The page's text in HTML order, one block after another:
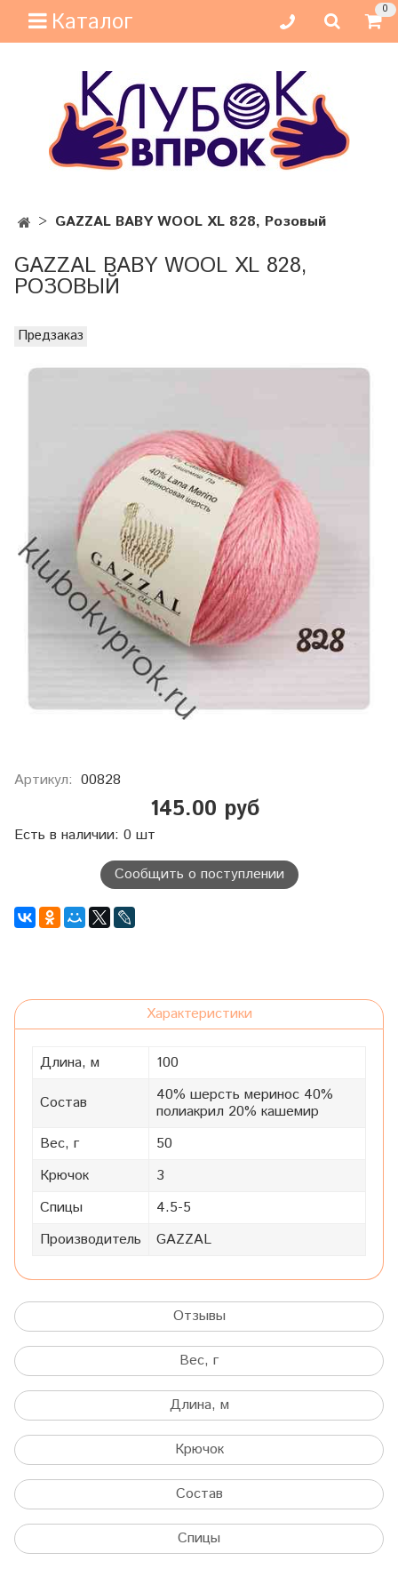
Каталог 0
GAZZAL BABY WOOL XL 828, Розовый
GAZZAL BABY WOOL XL 828,
РОЗОВЫЙ
Предзаказ
Артикул: 00828
145.00 руб
Есть в наличии: 0 шт
Сообщить о поступлении
Характеристики
Длина, м
100
Состав
40% шерсть меринос 40%
полиакрил 20% кашемир
Вес, г
50
Крючок
3
Спицы
4.5-5
Производитель
GAZZAL
Отзывы
Вес, г
Длина, м
Крючок
Состав
Спицы